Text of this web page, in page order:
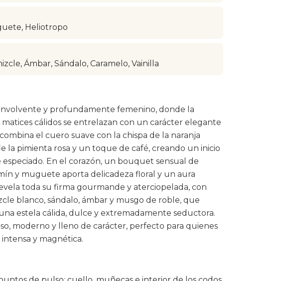
Heliotropo
Ámbar, Sándalo, Caramelo, Vainilla
y profundamente femenino, donde la
matices cálidos se entrelazan con un carácter elegante
el cuero suave con la chispa de la naranja
la pimienta rosa y un toque de café, creando un inicio
En el corazón, un bouquet sensual de
y muguete aporta delicadeza floral y un aura
toda su firma gourmande y aterciopelada, con
blanco, sándalo, ámbar y musgo de roble, que
estela cálida, dulce y extremadamente seductora.
moderno y lleno de carácter, perfecto para quienes
y magnética.